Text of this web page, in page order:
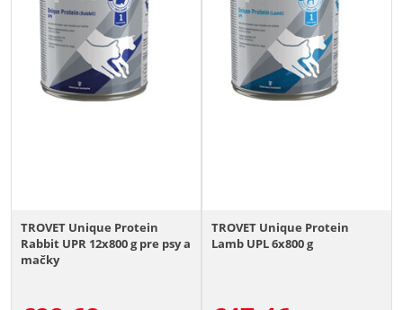
TROVET Unique Protein
Rabbit UPR 12x800 g pre psy a
mačky
TROVET Unique Protein
Lamb UPL 6x800 g